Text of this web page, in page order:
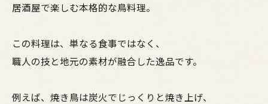
居酒屋で楽しむ本格的な鳥料理。
この料理は、単なる食事ではなく、
職人の技と地元の素材が融合した逸品です。
例えば、焼き鳥は炭火でじっくりと焼き上げ、